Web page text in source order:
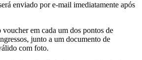
enviado por e-mail imediatamente após
voucher em cada um dos pontos de
junto a um documento de
com foto.